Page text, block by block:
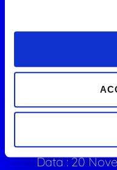
Costo:GRATIS
CFP:
Dottori
C.7 Bis Contabilità
Data :20